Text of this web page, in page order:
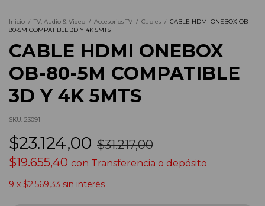
Inicio / TV, Audio & Video / Accesorios TV / Cables / CABLE HDMI ONEBOX OB-
80-5M COMPATIBLE 3D Y 4K 5MTS
CABLE HDMI ONEBOX
OB-80-5M COMPATIBLE
3D Y 4K 5MTS
SKU: 23091
$23.124,00 $31.217,00
$19.655,40 con Transferencia o depósito
9 x $2.569,33 sin interés